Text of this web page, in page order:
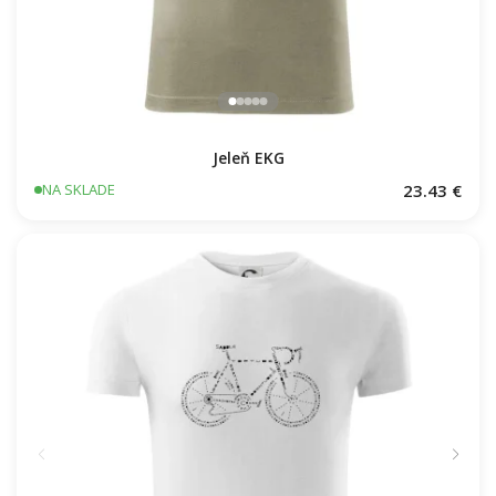
Jeleň EKG
NA SKLADE 23.43 €